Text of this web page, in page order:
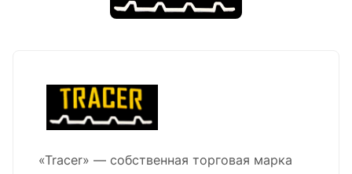
«Tracer» — собственная торговая марка